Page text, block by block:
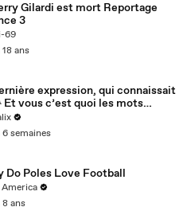
Gilardi est mort Reportage
3
69
ans
expression, qui connaissait
Et vous c’est quoi les mots
que vous utilisez mdr
6 semaines
Do Poles Love Football
8 ans